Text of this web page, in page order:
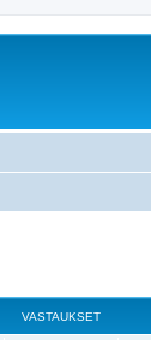
VASTAUKSET